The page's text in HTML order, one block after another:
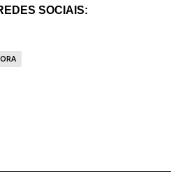
SOCIAIS: